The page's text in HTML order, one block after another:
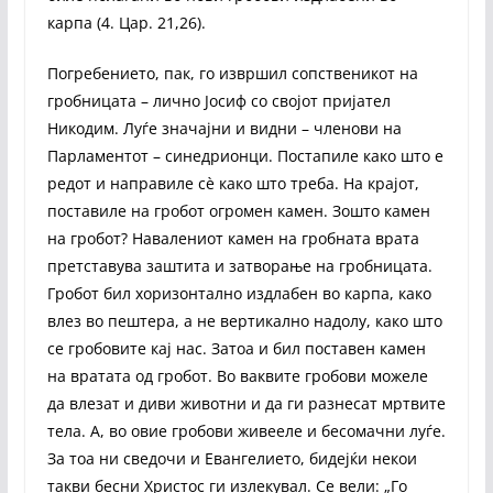
карпа (4. Цар. 21,26).
Погребението, пак, го извршил сопственикот на
гробницата – лично Јосиф со својот пријател
Никодим. Луѓе значајни и видни – членови на
Парламентот – синедрионци. Постапиле како што е
редот и направиле сè како што треба. На крајот,
поставиле на гробот огромен камен. Зошто камен
на гробот? Навалениот камен на гробната врата
претставува заштита и затворање на гробницата.
Гробот бил хоризонтално издлабен во карпа, како
влез во пештера, а не вертикално надолу, како што
се гробовите кај нас. Затоа и бил поставен камен
на вратата од гробот. Во ваквите гробови можеле
да влезат и диви животни и да ги разнесат мртвите
тела. А, во овие гробови живееле и бесомачни луѓе.
За тоа ни сведочи и Евангелието, бидејќи некои
такви бесни Христос ги излекувал. Се вели: „Го